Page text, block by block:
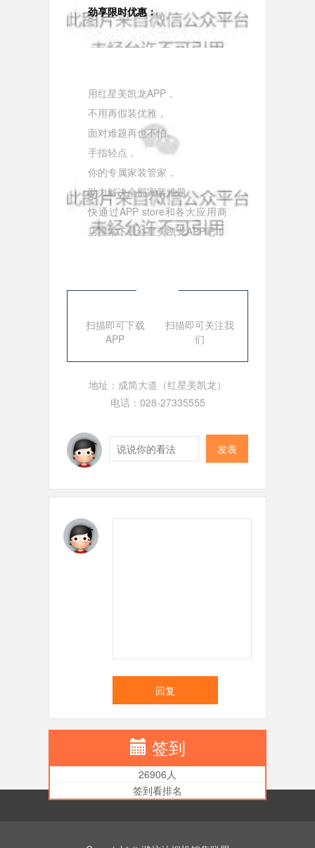
劲享限时优惠：
用红星美凯龙APP，
不用再假装优雅，
面对难题再也不怕。
手指轻点，
你的专属家装管家，
助力解决全部家装难题。
快通过APP store和各大应用商
店搜索下载红星美凯龙APP吧！
扫描即可下载
APP
扫描即可关注我
们
地址：成简大道（红星美凯龙）
电话：028-27335555
发表
回复
签到
26906人
签到看排名